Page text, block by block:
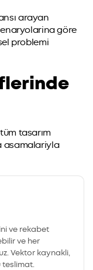
arayan
göre
problemi
tasarım
asamalariyla
ve rekabet
ve her
Vektor kaynakli,
teslimat.